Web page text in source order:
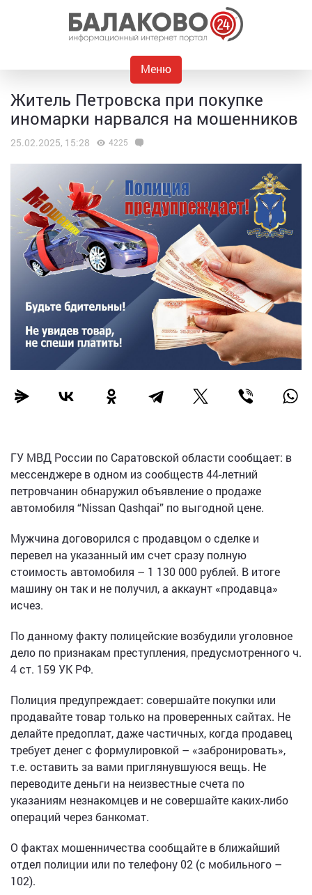
Меню
Житель Петровска при покупке
иномарки нарвался на мошенников
25.02.2025, 15:28 4225
ГУ МВД России по Саратовской области сообщает: в
мессенджере в одном из сообществ 44-летний
петровчанин обнаружил объявление о продаже
автомобиля “Nissan Qashqai” по выгодной цене.
Мужчина договорился с продавцом о сделке и
перевел на указанный им счет сразу полную
стоимость автомобиля – 1 130 000 рублей. В итоге
машину он так и не получил, а аккаунт «продавца»
исчез.
По данному факту полицейские возбудили уголовное
дело по признакам преступления, предусмотренного ч.
4 ст. 159 УК РФ.
Полиция предупреждает: совершайте покупки или
продавайте товар только на проверенных сайтах. Не
делайте предоплат, даже частичных, когда продавец
требует денег с формулировкой – «забронировать»,
т.е. оставить за вами приглянувшуюся вещь. Не
переводите деньги на неизвестные счета по
указаниям незнакомцев и не совершайте каких-либо
операций через банкомат.
О фактах мошенничества сообщайте в ближайший
отдел полиции или по телефону 02 (с мобильного –
102).